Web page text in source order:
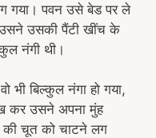
गया। पवन उसे बेड पर ले
उसकी पैंटी खींच के
नंगी थी।
भी बिल्कुल नंगा हो गया,
कर उसने अपना मुंह
की चूत को चाटने लग